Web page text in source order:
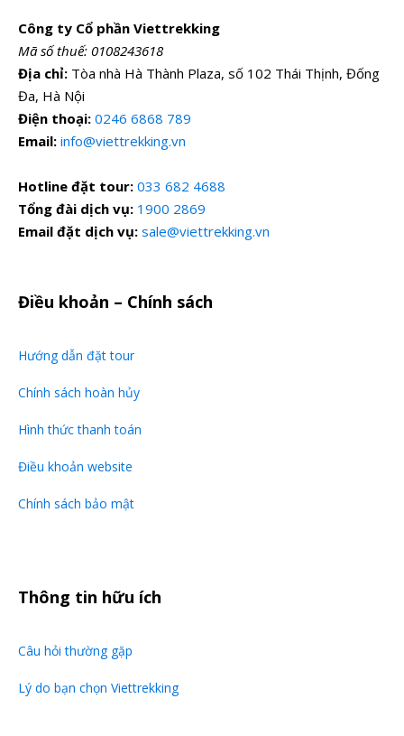
Công ty Cổ phần Viettrekking
Mã số thuế: 0108243618
Địa chỉ: Tòa nhà Hà Thành Plaza, số 102 Thái Thịnh, Đống
Đa, Hà Nội
Điện thoại: 0246 6868 789
Email: info@viettrekking.vn
Hotline đặt tour: 033 682 4688
Tổng đài dịch vụ: 1900 2869
Email đặt dịch vụ: sale@viettrekking.vn
Điều khoản – Chính sách
Hướng dẫn đặt tour
Chính sách hoàn hủy
Hình thức thanh toán
Điều khoản website
Chính sách bảo mật
Thông tin hữu ích
Câu hỏi thường gặp
Lý do bạn chọn Viettrekking